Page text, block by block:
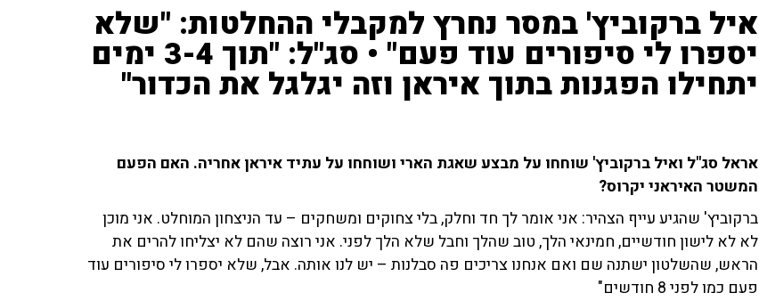
איל ברקוביץ' במסר נחרץ למקבלי ההחלטות: "שלא
יספרו לי סיפורים עוד פעם" • סג"ל: "תוך 3-4 ימים
יתחילו הפגנות בתוך איראן וזה יגלגל את הכדור"
אראל סג"ל ואיל ברקוביץ' שוחחו על מבצע שאגת הארי ושוחחו על עתיד איראן אחריה. האם הפעם
המשטר האיראני יקרוס?
ברקוביץ' שהגיע עייף הצהיר: אני אומר לך חד וחלק, בלי צחוקים ומשחקים – עד הניצחון המוחלט. אני מוכן
לא לא לישון חודשיים, חמינאי הלך, טוב שהלך וחבל שלא הלך לפני. אני רוצה שהם לא יצליחו להרים את
הראש, שהשלטון ישתנה שם ואם אנחנו צריכים פה סבלנות – יש לנו אותה. אבל, שלא יספרו לי סיפורים עוד
פעם כמו לפני 8 חודשים"